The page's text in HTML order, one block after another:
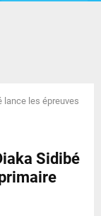
lance les épreuves
Sidibé